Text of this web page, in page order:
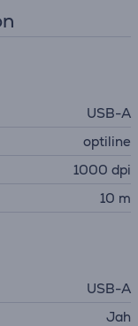
USB-A
optiline
1000 dpi
10 m
USB-A
Jah